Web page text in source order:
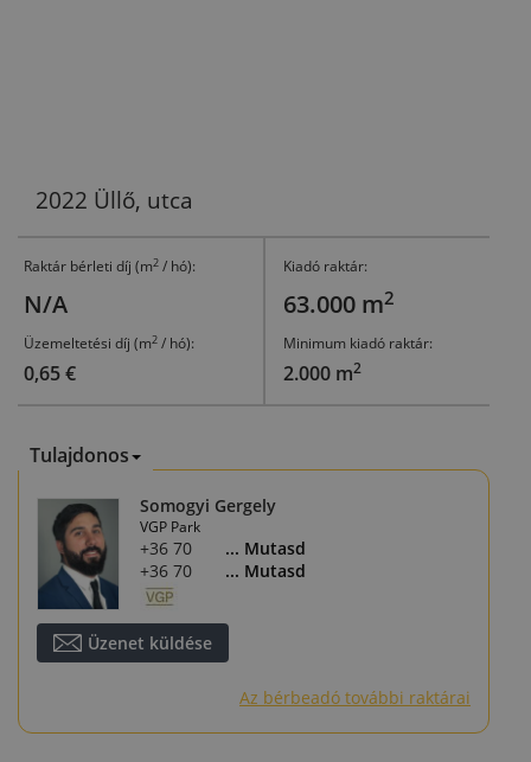
2022 Üllő, utca
Raktár bérleti díj (m2 / hó):
N/A
Üzemeltetési díj (m2 / hó):
0,65 €
Kiadó raktár:
63.000 m2
Minimum kiadó raktár:
2.000 m2
Tulajdonos
Somogyi Gergely
VGP Park
+36 70 488 9221... Mutasd
+36 70 488 9221... Mutasd
Üzenet küldése
Az bérbeadó további raktárai